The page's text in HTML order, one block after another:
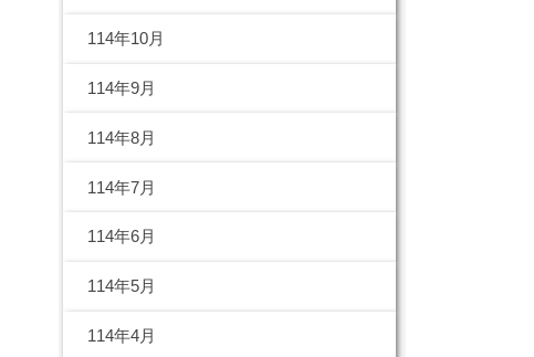
114年10月
114年9月
114年8月
114年7月
114年6月
114年5月
114年4月